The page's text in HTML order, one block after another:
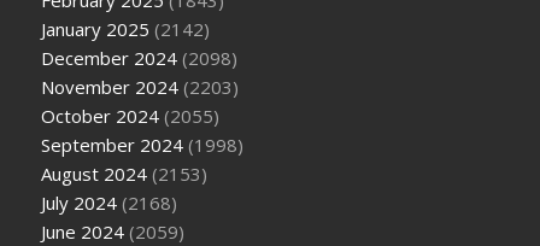
January 2025 (2142)
December 2024 (2098)
November 2024 (2203)
October 2024 (2055)
September 2024 (1998)
August 2024 (2153)
July 2024 (2168)
June 2024 (2059)